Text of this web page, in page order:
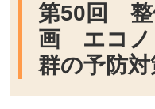
第50回
画 エコノ
群の予防対